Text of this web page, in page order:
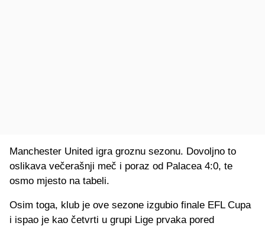
Manchester United igra groznu sezonu. Dovoljno to
oslikava večerašnji meč i poraz od Palacea 4:0, te
osmo mjesto na tabeli.
Osim toga, klub je ove sezone izgubio finale EFL Cupa
i ispao je kao četvrti u grupi Lige prvaka pored